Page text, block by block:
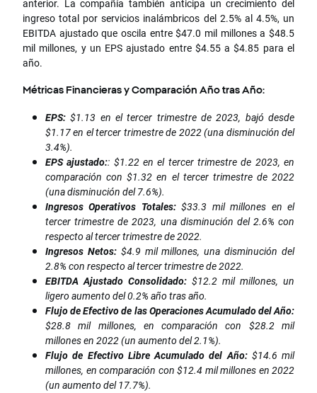
anterior. La compañía también anticipa un crecimiento del
ingreso total por servicios inalámbricos del 2.5% al 4.5%, un
EBITDA ajustado que oscila entre $47.0 mil millones a $48.5
mil millones, y un EPS ajustado entre $4.55 a $4.85 para el
año.
Métricas Financieras y Comparación Año tras Año:
EPS:$1.13 en el tercer trimestre de 2023, bajó desde
$1.17 en el tercer trimestre de 2022 (una disminución del
3.4%).
EPS ajustado:: $1.22 en el tercer trimestre de 2023, en
comparación con $1.32 en el tercer trimestre de 2022
(una disminución del 7.6%).
Ingresos Operativos Totales:$33.3 mil millones en el
tercer trimestre de 2023, una disminución del 2.6% con
respecto al tercer trimestre de 2022.
Ingresos Netos: $4.9 mil millones, una disminución del
2.8% con respecto al tercer trimestre de 2022.
EBITDA Ajustado Consolidado: $12.2 mil millones, un
ligero aumento del 0.2% año tras año.
Flujo de Efectivo de las Operaciones Acumulado del Año:
$28.8 mil millones, en comparación con $28.2 mil
millones en 2022 (un aumento del 2.1%).
Flujo de Efectivo Libre Acumulado del Año: $14.6 mil
millones, en comparación con $12.4 mil millones en 2022
(un aumento del 17.7%).